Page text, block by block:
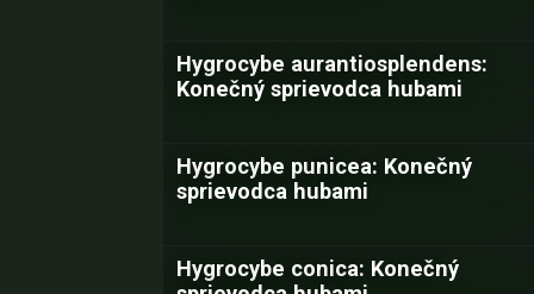
Hygrocybe aurantiosplendens:
Konečný sprievodca hubami
Hygrocybe punicea: Konečný
sprievodca hubami
Hygrocybe conica: Konečný